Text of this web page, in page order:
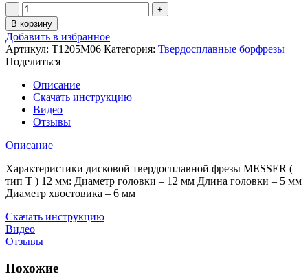
Количество
товара
Дисковая
твердосплавная
фреза
MESSER
(тип
Т)
В корзину
Добавить в избранное
Артикул: T1205M06 Категория: Твердосплавные борфрезы
Поделиться
Описание
Скачать инструкцию
Видео
Отзывы
Описание
Характеристики дисковой твердосплавной фрезы MESSER (
тип Т ) 12 мм: Диаметр головки – 12 мм Длина головки – 5 мм
Диаметр хвостовика – 6 мм
Скачать инструкцию
Видео
Отзывы
Похожие